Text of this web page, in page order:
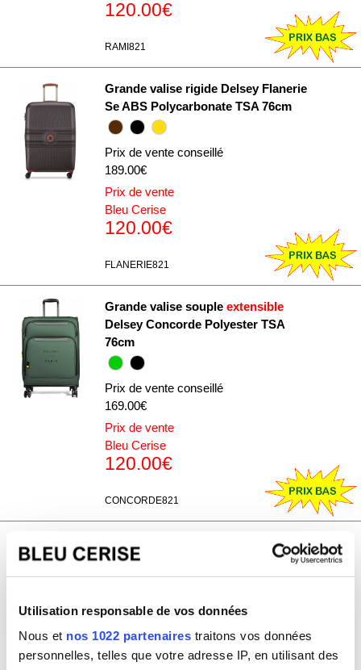
Utilisation responsable de vos données
Nous et nos 1022 partenaires traitons vos données
personnelles, telles que votre adresse IP, en utilisant des
120.00€
RAMI821
Grande valise rigide Delsey Flanerie
Se ABS Polycarbonate TSA 76cm
Prix de vente conseillé
189.00€
Prix de vente
Bleu Cerise
120.00€
FLANERIE821
Grande valise souple extensible
Delsey Concorde Polyester TSA
76cm
Prix de vente conseillé
169.00€
Prix de vente
Bleu Cerise
120.00€
CONCORDE821
Grande valise rigide Delsey Segur 2.0
TSA polycarbonate 75.5cm
299.00€
Bleu Cerise
150.00€